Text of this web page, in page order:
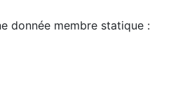
donnée membre statique :